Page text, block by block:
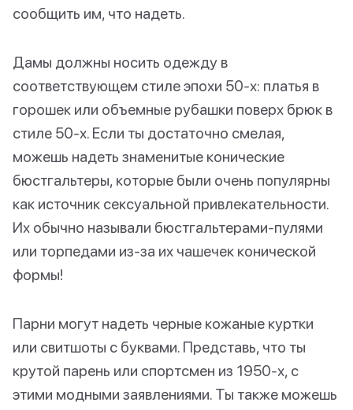
сообщить им, что надеть.
Дамы должны носить одежду в
соответствующем стиле эпохи 50-х: платья в
горошек или объемные рубашки поверх брюк в
стиле 50-х. Если ты достаточно смелая,
можешь надеть знаменитые конические
бюстгальтеры, которые были очень популярны
как источник сексуальной привлекательности.
Их обычно называли бюстгальтерами-пулями
или торпедами из-за их чашечек конической
формы!
Парни могут надеть черные кожаные куртки
или свитшоты с буквами. Представь, что ты
крутой парень или спортсмен из 1950-х, с
этими модными заявлениями. Ты также можешь